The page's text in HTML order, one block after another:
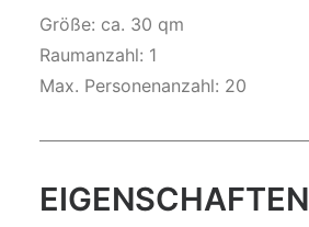
Größe: ca. 30 qm
Raumanzahl: 1
Max. Personenanzahl: 20
EIGENSCHAFTEN